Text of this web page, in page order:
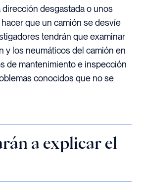
desgastada o unos
que un camión se desvíe
tendrán que examinar
y los neumáticos del camión en
de mantenimiento e inspección
conocidos que no se
a explicar el